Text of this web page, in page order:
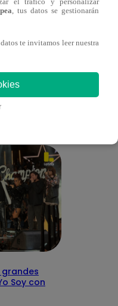
puede
grandes
Soy con
el tráfico y personalizar
, tus datos se gestionarán
te invitamos leer nuestra